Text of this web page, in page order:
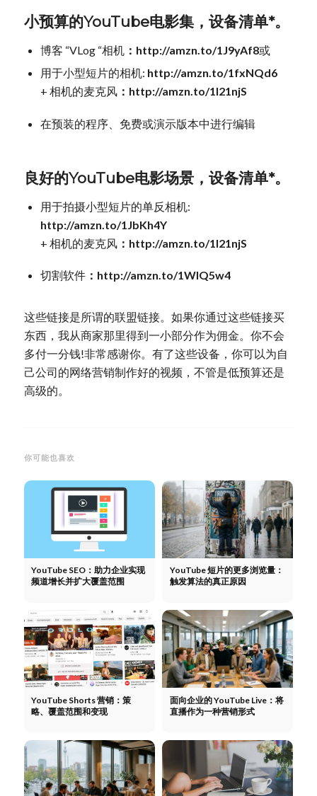
小预算的YouTube电影集，设备清单*。
博客 “VLog “相机：http://amzn.to/1J9yAf8或
用于小型短片的相机: http://amzn.to/1fxNQd6
+ 相机的麦克风：http://amzn.to/1I21njS
在预装的程序、免费或演示版本中进行编辑
良好的YouTube电影场景，设备清单*。
用于拍摄小型短片的单反相机:
http://amzn.to/1JbKh4Y
+ 相机的麦克风：http://amzn.to/1I21njS
切割软件：http://amzn.to/1WIQ5w4
这些链接是所谓的联盟链接。如果你通过这些链接买
东西，我从商家那里得到一小部分作为佣金。你不会
多付一分钱!非常感谢你。有了这些设备，你可以为自
己公司的网络营销制作好的视频，不管是低预算还是
高级的。
你可能也喜欢
YouTube SEO：助力企业实现
频道增长并扩大覆盖范围
YouTube 短片的更多浏览量：
触发算法的真正原因
YouTube Shorts 营销：策
略、覆盖范围和变现
面向企业的 YouTube Live：将
直播作为一种营销形式